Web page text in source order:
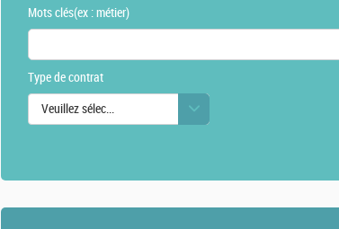
Mots clés(ex : métier)
Type de contrat
Veuillez sélectionner une ou des valeurs